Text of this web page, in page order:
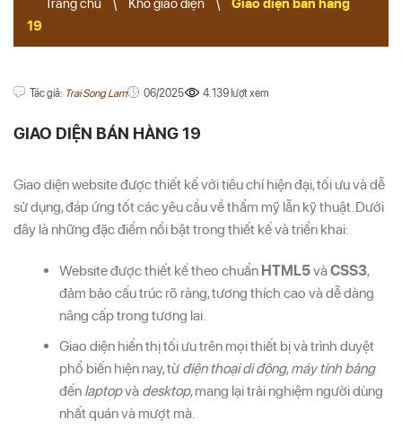
Trang chủ \ Kho giao diện \
Giao diện bán hàng
19
Tác giả: Trai Song Lam 06/2025 4.139 lượt xem
GIAO DIỆN BÁN HÀNG 19
Giao diện website được thiết kế với tiêu chí hiện đại, tối ưu và dễ
sử dụng, đáp ứng tốt các yêu cầu về thẩm mỹ lẫn kỹ thuật. Dưới
đây là những đặc điểm nổi bật trong thiết kế và triển khai:
Website được thiết kế theo chuẩn HTML5vàCSS3,
đảm bảo cấu trúc rõ ràng, tương thích cao và dễ dàng
nâng cấp trong tương lai.
Giao diện hiển thị tối ưu trên mọi thiết bị và trình duyệt
phổ biến hiện nay, từ điện thoại di động,máy tính bảng
đến laptopvà desktop, mang lại trải nghiệm người dùng
nhất quán và mượt mà.